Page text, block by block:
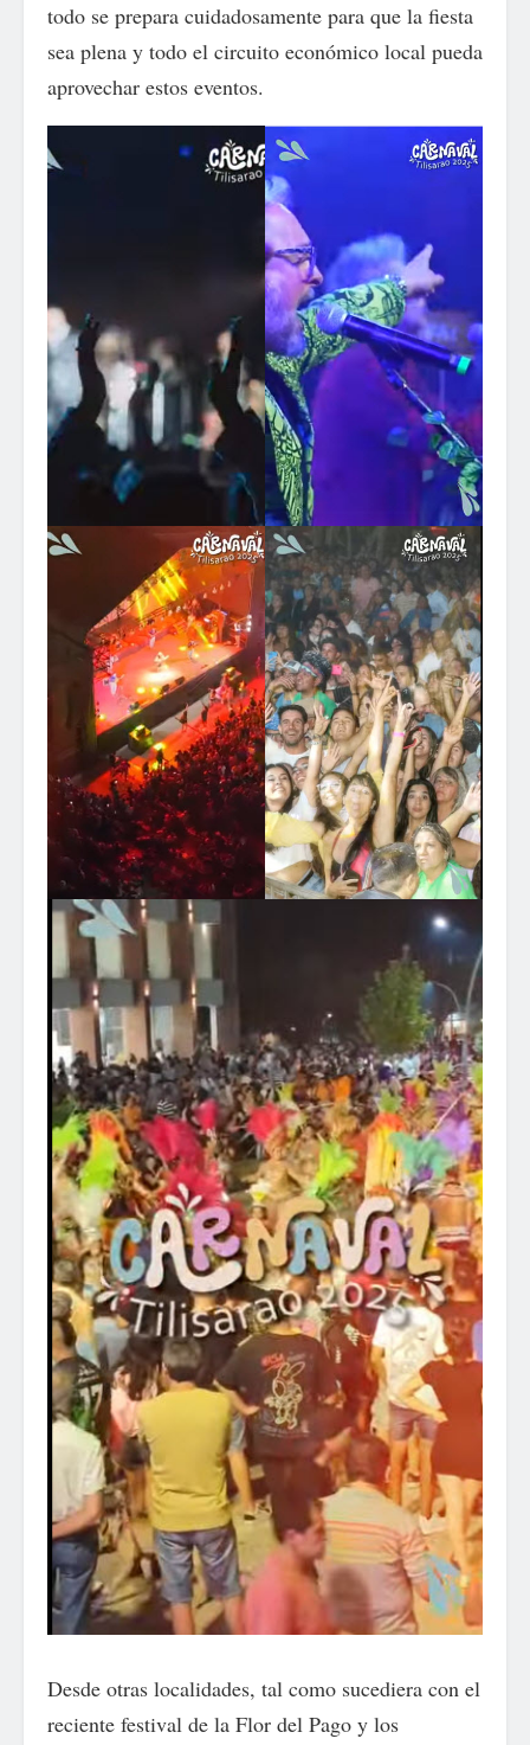
todo se prepara cuidadosamente para que la fiesta
sea plena y todo el circuito económico local pueda
aprovechar estos eventos.
Desde otras localidades, tal como sucediera con el
reciente festival de la Flor del Pago y los